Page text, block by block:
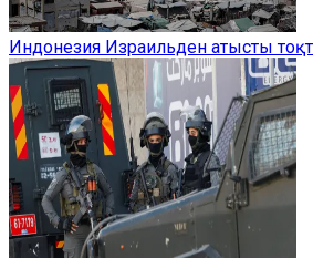
Индонезия Израильден атысты